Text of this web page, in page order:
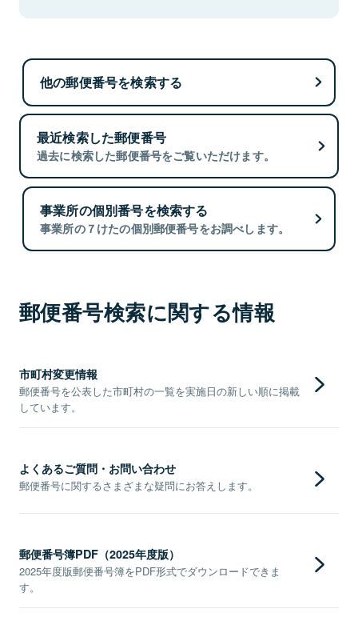
他の郵便番号を検索する
最近検索した郵便番号
過去に検索した郵便番号をご覧いただけます。
事業所の個別番号を検索する
事業所の７けたの個別郵便番号をお調べします。
郵便番号検索に関する情報
市町村変更情報
郵便番号を公表した市町村の一覧を実施日の新しい順に掲載
しています。
よくあるご質問・お問い合わせ
郵便番号に関するさまざまな疑問にお答えします。
郵便番号簿PDF（2025年度版）
2025年度版郵便番号簿をPDF形式でダウンロードできま
す。